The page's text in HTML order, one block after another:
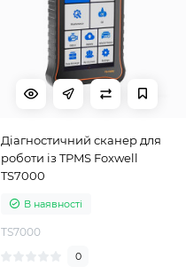
Діагностичний сканер для
роботи із TPMS Foxwell
TS7000
В наявності
TS7000
0